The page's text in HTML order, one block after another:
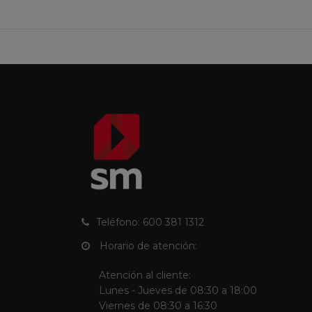
Teléfono: 600 381 1312
Horario de atención:
Atención al cliente:
Lunes - Jueves de 08:30 a 18:00
Viernes de 08:30 a 16:30